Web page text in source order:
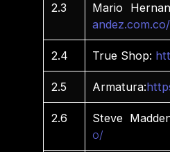
2.3 Mario
andez.com.co/
2.4 True Shop:
2.5 Armatura:
2.6 Steve
o/